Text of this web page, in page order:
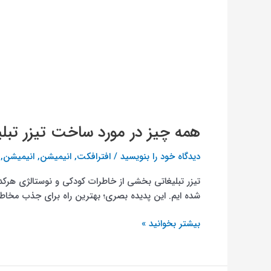
همه چیز در مورد ساخت تیزر
دیدگاه‌ خود را بنویسید / افترافکت, انیمیشن, انیمیشن,
تیزر تبلیغاتی بخشی از خاطرات کودکی و نوستالژی
شده­ ایم. این پدیده بصری؛ بهترین راه برای جذب
بیشتر بخوانید »